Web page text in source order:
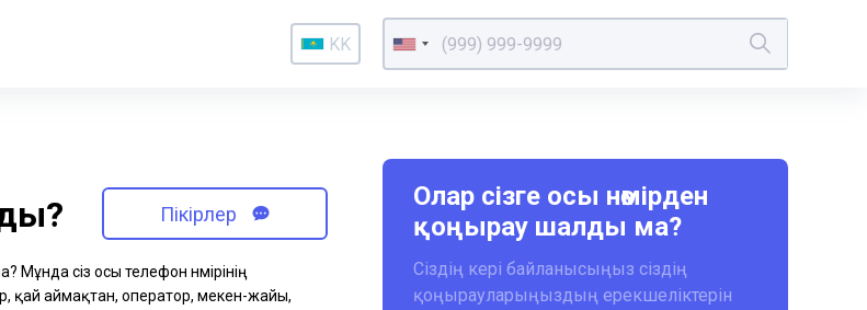
KK
Пікірлер
сіз осы телефон нөмірінің
қай аймақтан, оператор, мекен-жайы,
Олар сізге осы нөмірден
қоңырау шалды ма?
Сіздің кері байланысыңыз сіздің
қоңырауларыңыздың ерекшеліктерін